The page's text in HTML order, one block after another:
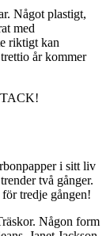
Något plastigt,
med
riktigt kan
år kommer
TACK!
i sitt liv
två gånger.
tredje gången!
Någon form